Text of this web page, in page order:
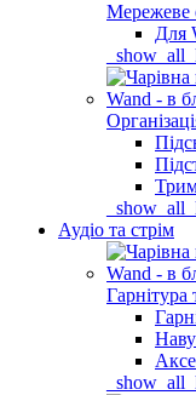
Мережеве
Для
Аудіо та стрім